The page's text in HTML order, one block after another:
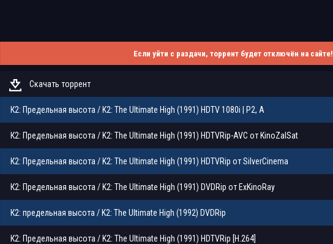
Если уйти с раздачи, торрент будет отключён на сайте!
Скачать торрент
К2: Предельная высота / K2: The Ultimate High (1991) HDTV 1080i | P2, A
К2: Предельная высота / K2: The Ultimate High (1991) HDTVRip-AVC от KinoZalSat
К2: Предельная высота / K2: The Ultimate High (1991) HDTVRip от SilverСinema
К2: Предельная высота / K2: The Ultimate High (1991) DVDRip от ExKinoRay
К2: предельная высота / K2: The Ultimate High (1992) DVDRip
К2: Предельная высота / K2: The Ultimate High (1991) HDTVRip [H.264]